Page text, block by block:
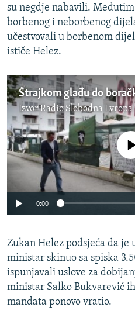
su negdje nabavili.
borbenog i neborbenog
učestvovali u borbenom
ističe Helez.
Štrajkom glađu do
IzvorRadio Slobodna Evropa
No media
0:00
Zukan Helez podsjeća da je
ministar skinuo sa spiska
ispunjavali uslove za
ministar Salko Bukvarević
mandata ponovo vratio.